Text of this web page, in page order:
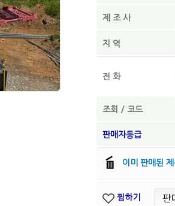
제 조 사
지 역
전 화
조회 / 코드
판매자등급
이미 판매된
찜하기